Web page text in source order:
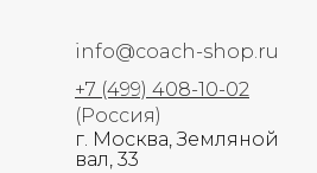
info@coach-shop.ru
+7 (499) 408-10-02
(Россия)
г. Москва, Земляной
вал, 33